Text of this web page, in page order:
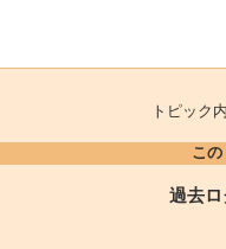
トピッ
こ
過去